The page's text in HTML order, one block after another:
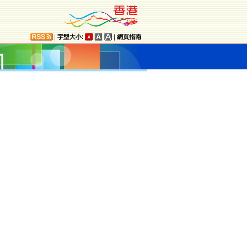
字型大小: 網頁指南